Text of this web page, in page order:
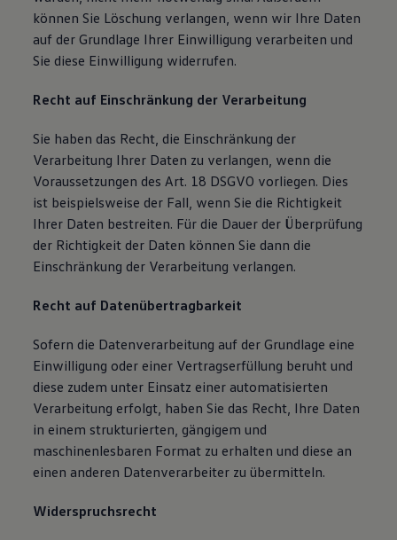
können Sie Löschung verlangen, wenn wir Ihre Daten
auf der Grundlage Ihrer Einwilligung verarbeiten und
Sie diese Einwilligung widerrufen.
Recht auf Einschränkung der Verarbeitung
Sie haben das Recht, die Einschränkung der
Verarbeitung Ihrer Daten zu verlangen, wenn die
Voraussetzungen des Art. 18 DSGVO vorliegen. Dies
ist beispielsweise der Fall, wenn Sie die Richtigkeit
Ihrer Daten bestreiten. Für die Dauer der Überprüfung
der Richtigkeit der Daten können Sie dann die
Einschränkung der Verarbeitung verlangen.
Recht auf Datenübertragbarkeit
Sofern die Datenverarbeitung auf der Grundlage eine
Einwilligung oder einer Vertragserfüllung beruht und
diese zudem unter Einsatz einer automatisierten
Verarbeitung erfolgt, haben Sie das Recht, Ihre Daten
in einem strukturierten, gängigem und
maschinenlesbaren Format zu erhalten und diese an
einen anderen Datenverarbeiter zu übermitteln.
Widerspruchsrecht